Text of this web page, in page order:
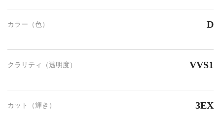
カラー（色） D
クラリティ（透明度） VVS1
カット（輝き） 3EX